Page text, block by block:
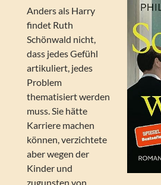
Anders als Harry
findet Ruth
Schönwald nicht,
dass jedes Gefühl
artikuliert, jedes
Problem
thematisiert werden
muss. Sie hätte
Karriere machen
können, verzichtete
aber wegen der
Kinder und
zugunsten von